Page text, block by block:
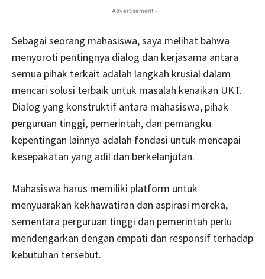
- Advertisement -
Sebagai seorang mahasiswa, saya melihat bahwa
menyoroti pentingnya dialog dan kerjasama antara
semua pihak terkait adalah langkah krusial dalam
mencari solusi terbaik untuk masalah kenaikan UKT.
Dialog yang konstruktif antara mahasiswa, pihak
perguruan tinggi, pemerintah, dan pemangku
kepentingan lainnya adalah fondasi untuk mencapai
kesepakatan yang adil dan berkelanjutan.
Mahasiswa harus memiliki platform untuk
menyuarakan kekhawatiran dan aspirasi mereka,
sementara perguruan tinggi dan pemerintah perlu
mendengarkan dengan empati dan responsif terhadap
kebutuhan tersebut.